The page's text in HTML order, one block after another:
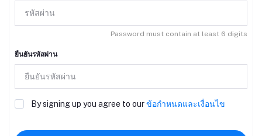
Password must contain at least 6 digits
ยืนยันรหัสผ่าน
By signing up you agree to ourข้อกำหนดและเงื่อนไข